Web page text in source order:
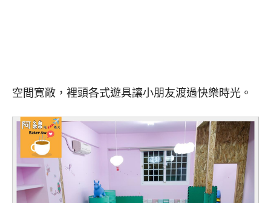
空間寛敞，裡頭各式遊具讓小朋友渡過快樂時光。